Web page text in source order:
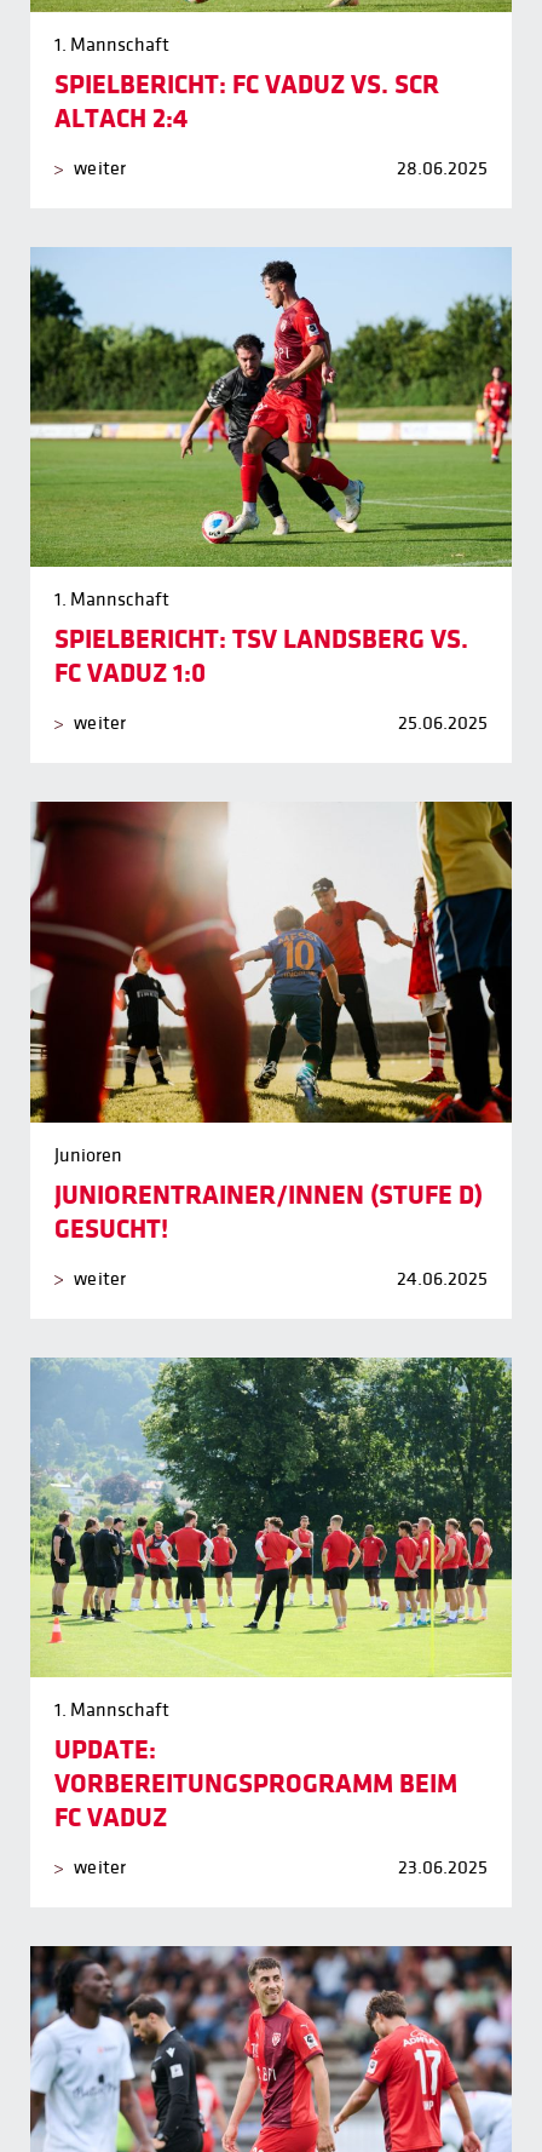
1. Mannschaft
SPIELBERICHT: FC VADUZ VS. SCR
ALTACH 2:4
weiter 28.06.2025
1. Mannschaft
SPIELBERICHT: TSV LANDSBERG VS.
FC VADUZ 1:0
weiter 25.06.2025
Junioren
JUNIORENTRAINER/INNEN (STUFE D)
GESUCHT!
weiter 24.06.2025
1. Mannschaft
UPDATE:
VORBEREITUNGSPROGRAMM BEIM
FC VADUZ
weiter 23.06.2025